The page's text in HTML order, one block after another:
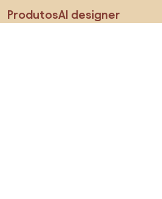
ProdutosAI designer